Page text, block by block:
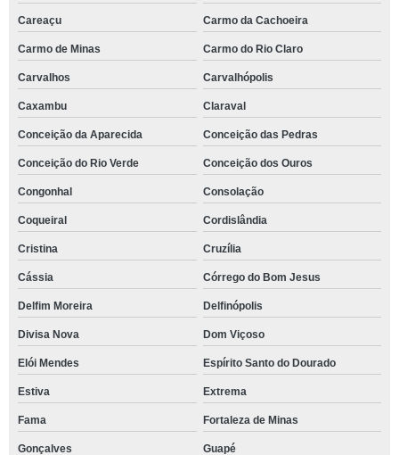
Careaçu Carmo da Cachoeira
Carmo de Minas Carmo do Rio Claro
Carvalhos Carvalhópolis
Caxambu Claraval
Conceição da Aparecida Conceição das Pedras
Conceição do Rio Verde Conceição dos Ouros
Congonhal Consolação
Coqueiral Cordislândia
Cristina Cruzília
Cássia Córrego do Bom Jesus
Delfim Moreira Delfinópolis
Divisa Nova Dom Viçoso
Elói Mendes Espírito Santo do Dourado
Estiva Extrema
Fama Fortaleza de Minas
Gonçalves Guapé